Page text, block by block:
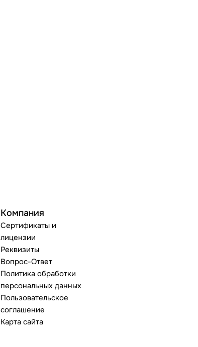
Компания
Сертификаты и
лицензии
Реквизиты
Вопрос-Ответ
Политика обработки
персональных данных
Пользовательское
соглашение
Карта сайта